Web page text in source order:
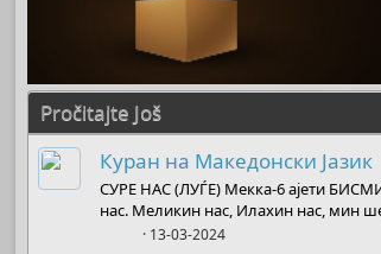
Pročitajte Još
Куран на Македонски Јазик
СУРЕ НАС (ЛУЃЕ) Мекка-6 ајети
нас. Меликин нас, Илахин нас, мин
13-03-2024